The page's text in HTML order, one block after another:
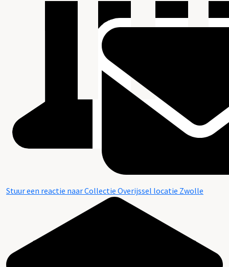
Stuur een reactie naar Collectie Overijssel locatie Zwolle